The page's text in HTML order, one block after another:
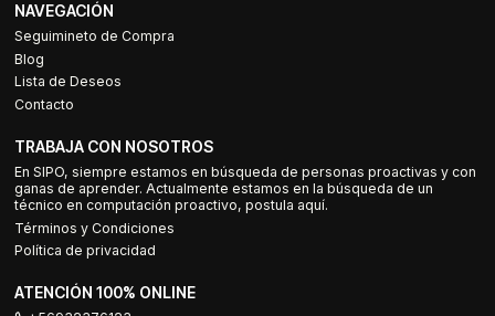
NAVEGACIÓN
Seguimineto de Compra
Blog
Lista de Deseos
Contacto
TRABAJA CON NOSOTROS
En SIPO, siempre estamos en búsqueda de personas proactivas y con
ganas de aprender. Actualmente estamos en la búsqueda de un
técnico en computación proactivo, postula aquí.
Términos y Condiciones
Política de privacidad
ATENCIÓN 100% ONLINE